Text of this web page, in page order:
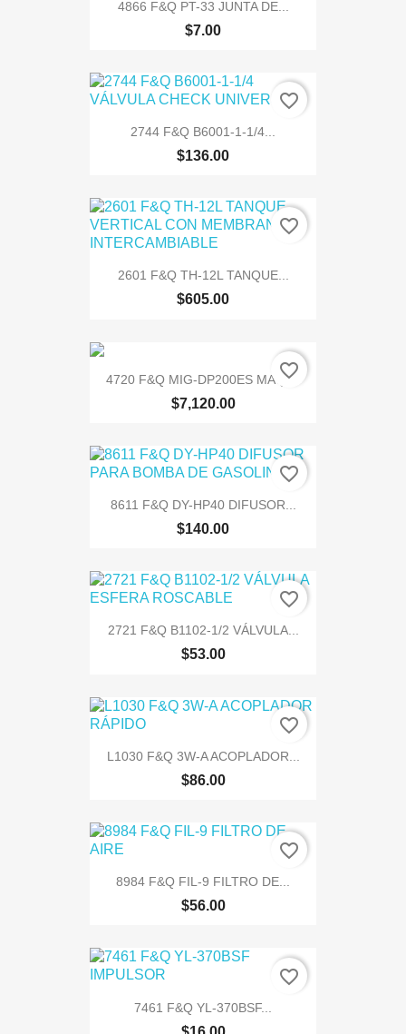
4866 F&Q PT-33 JUNTA DE...
$7.00
2744 F&Q B6001-1-1/4...
$136.00
favorite_border
2601 F&Q TH-12L TANQUE...
$605.00
favorite_border
4720 F&Q MIG-DP200ES MAQ....
$7,120.00
favorite_border
8611 F&Q DY-HP40 DIFUSOR...
$140.00
favorite_border
2721 F&Q B1102-1/2 VÁLVULA...
$53.00
favorite_border
L1030 F&Q 3W-A ACOPLADOR...
$86.00
favorite_border
8984 F&Q FIL-9 FILTRO DE...
$56.00
favorite_border
7461 F&Q YL-370BSF...
favorite_border